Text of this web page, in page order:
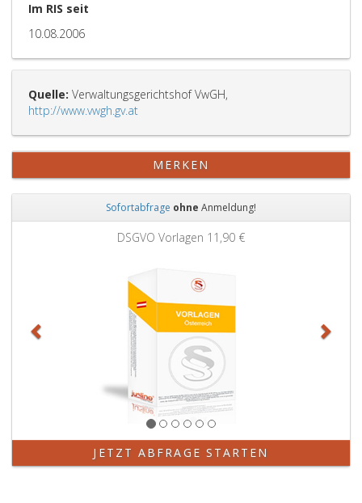
Im RIS seit
10.08.2006
Quelle: Verwaltungsgerichtshof VwGH,
http://www.vwgh.gv.at
MERKEN
Sofortabfrage ohne Anmeldung!
DSGVO Vorlagen 11,90 €
JETZT ABFRAGE STARTEN